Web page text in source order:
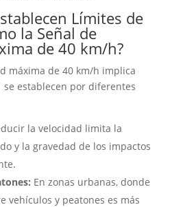
Límites de
la Señal de
de 40 km/h?
máxima de 40 km/h implica
establecen por diferentes
la velocidad limita la
y la gravedad de los impactos
En zonas urbanas, donde
vehículos y peatones es más